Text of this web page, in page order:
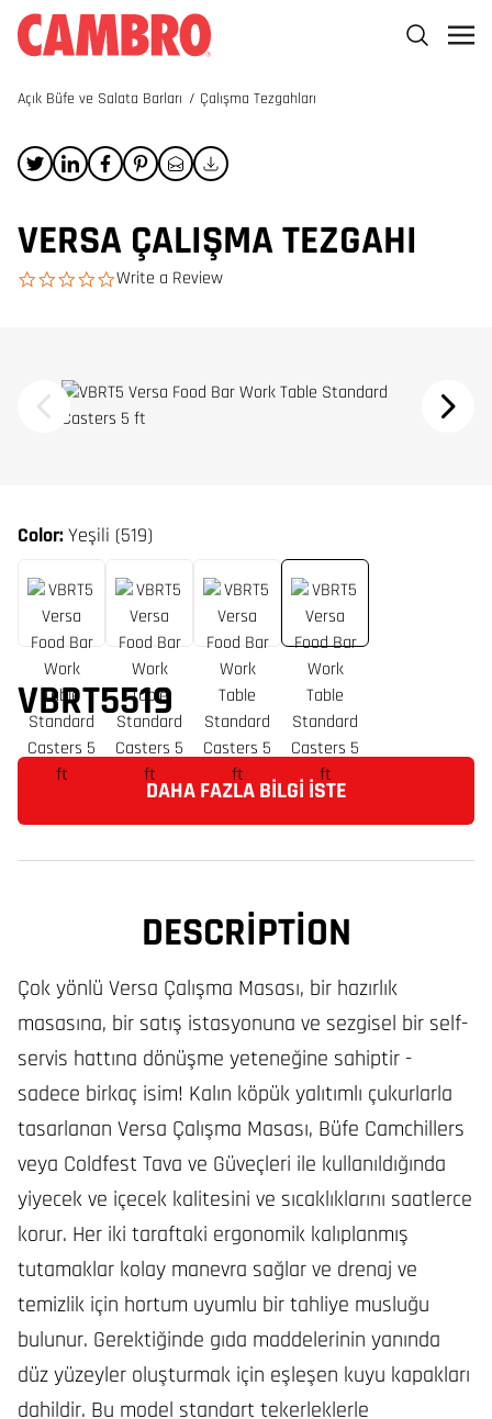
Açık Büfe ve Salata Barları / Çalışma Tezgahları
VERSA ÇALIŞMA TEZGAHI
0.0 star rating
Write a Review
Color: Yeşili (519)
VBRT5519
DAHA FAZLA BILGI İSTE
DESCRIPTION
Çok yönlü Versa Çalışma Masası, bir hazırlık
masasına, bir satış istasyonuna ve sezgisel bir self-
servis hattına dönüşme yeteneğine sahiptir -
sadece birkaç isim! Kalın köpük yalıtımlı çukurlarla
tasarlanan Versa Çalışma Masası, Büfe Camchillers
veya Coldfest Tava ve Güveçleri ile kullanıldığında
yiyecek ve içecek kalitesini ve sıcaklıklarını saatlerce
korur. Her iki taraftaki ergonomik kalıplanmış
tutamaklar kolay manevra sağlar ve drenaj ve
temizlik için hortum uyumlu bir tahliye musluğu
bulunur. Gerektiğinde gıda maddelerinin yanında
düz yüzeyler oluşturmak için eşleşen kuyu kapakları
dahildir. Bu model standart tekerleklerle